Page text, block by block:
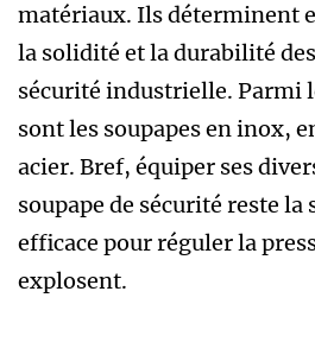
matériaux. Ils déterminent
la solidité et la durabilité
sécurité industrielle. Parmi
sont les soupapes en inox,
acier. Bref, équiper ses
soupape de sécurité reste
efficace pour réguler la
explosent.